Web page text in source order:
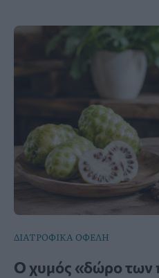
ΔΙΑΤΡΟΦΙΚΑ ΟΦΕΛΗ
Ο χυμός «δώρο των